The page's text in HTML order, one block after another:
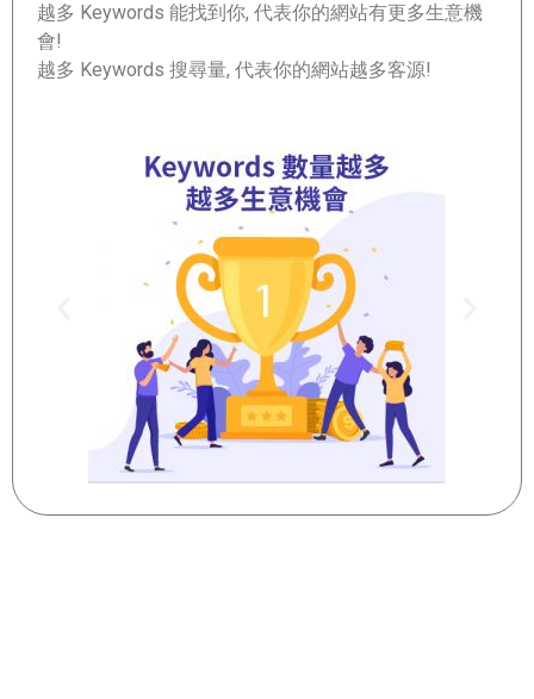
越多 Keywords 能找到你, 代表你的網站有更多生意機
會!
越多 Keywords 搜尋量, 代表你的網站越多客源!